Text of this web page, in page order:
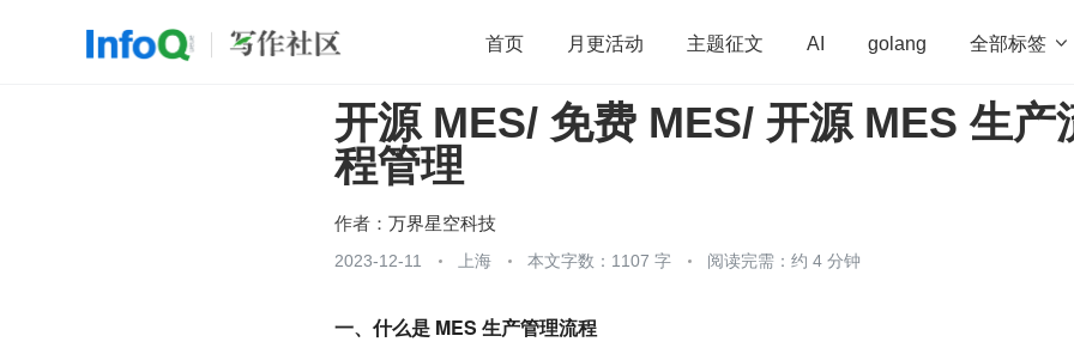
首页 月更活动 主题征文 AI golang 全部标签 
开源 架构 OpenHarmony 算法 学习方法 Web3.0 高
团队管理
开源 MES/ 免费 MES/ 开源 MES 生产
程管理
作者： 万界星空科技
2023-12-11 上海 本文字数：1107 字 阅读完需：约 4 分钟
一、什么是 MES 生产管理流程